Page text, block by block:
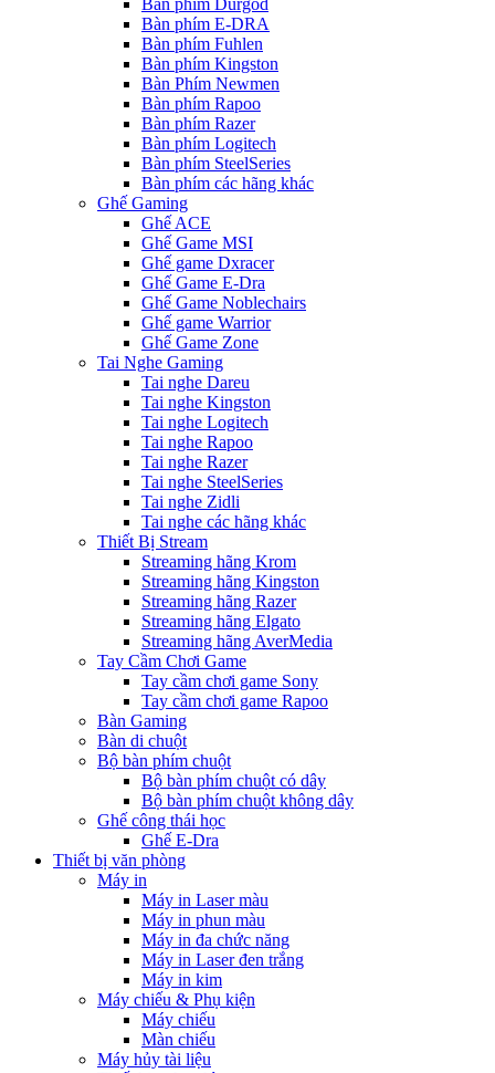
Bàn phím Durgod
Bàn phím E-DRA
Bàn phím Fuhlen
Bàn phím Kingston
Bàn Phím Newmen
Bàn phím Rapoo
Bàn phím Razer
Bàn phím Logitech
Bàn phím SteelSeries
Bàn phím các hãng khác
Ghế Gaming
Ghế ACE
Ghế Game MSI
Ghế game Dxracer
Ghế Game E-Dra
Ghế Game Noblechairs
Ghế game Warrior
Ghế Game Zone
Tai Nghe Gaming
Tai nghe Dareu
Tai nghe Kingston
Tai nghe Logitech
Tai nghe Rapoo
Tai nghe Razer
Tai nghe SteelSeries
Tai nghe Zidli
Tai nghe các hãng khác
Thiết Bị Stream
Streaming hãng Krom
Streaming hãng Kingston
Streaming hãng Razer
Streaming hãng Elgato
Streaming hãng AverMedia
Tay Cầm Chơi Game
Tay cầm chơi game Sony
Tay cầm chơi game Rapoo
Bàn Gaming
Bàn di chuột
Bộ bàn phím chuột
Bộ bàn phím chuột có dây
Bộ bàn phím chuột không dây
Ghế công thái học
Ghế E-Dra
Thiết bị văn phòng
Máy in
Máy in Laser màu
Máy in phun màu
Máy in đa chức năng
Máy in Laser đen trắng
Máy in kim
Máy chiếu & Phụ kiện
Máy chiếu
Màn chiếu
Máy hủy tài liệu